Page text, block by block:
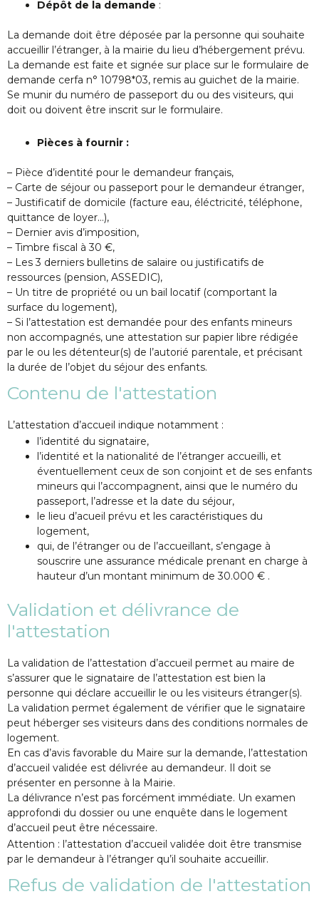
Dépôt de la demande :
La demande doit être déposée par la personne qui souhaite
accueillir l’étranger, à la mairie du lieu d’hébergement prévu.
La demande est faite et signée sur place sur le formulaire de
demande cerfa n° 10798*03, remis au guichet de la mairie.
Se munir du numéro de passeport du ou des visiteurs, qui
doit ou doivent être inscrit sur le formulaire.
Pièces à fournir :
– Pièce d’identité pour le demandeur français,
– Carte de séjour ou passeport pour le demandeur étranger,
– Justificatif de domicile (facture eau, éléctricité, téléphone,
quittance de loyer…),
– Dernier avis d’imposition,
– Timbre fiscal à 30 €,
– Les 3 derniers bulletins de salaire ou justificatifs de
ressources (pension, ASSEDIC),
– Un titre de propriété ou un bail locatif (comportant la
surface du logement),
– Si l’attestation est demandée pour des enfants mineurs
non accompagnés, une attestation sur papier libre rédigée
par le ou les détenteur(s) de l’autorié parentale, et précisant
la durée de l’objet du séjour des enfants.
Contenu de l'attestation
L’attestation d’accueil indique notamment :
l’identité du signataire,
l’identité et la nationalité de l’étranger accueilli, et
éventuellement ceux de son conjoint et de ses enfants
mineurs qui l’accompagnent, ainsi que le numéro du
passeport, l’adresse et la date du séjour,
le lieu d’acueil prévu et les caractéristiques du
logement,
qui, de l’étranger ou de l’accueillant, s’engage à
souscrire une assurance médicale prenant en charge à
hauteur d’un montant minimum de 30.000 € .
Validation et délivrance de
l'attestation
La validation de l’attestation d’accueil permet au maire de
s’assurer que le signataire de l’attestation est bien la
personne qui déclare accueillir le ou les visiteurs étranger(s).
La validation permet également de vérifier que le signataire
peut héberger ses visiteurs dans des conditions normales de
logement.
En cas d’avis favorable du Maire sur la demande, l’attestation
d’accueil validée est délivrée au demandeur. Il doit se
présenter en personne à la Mairie.
La délivrance n’est pas forcément immédiate. Un examen
approfondi du dossier ou une enquête dans le logement
d’accueil peut être nécessaire.
Attention : l’attestation d’accueil validée doit être transmise
par le demandeur à l’étranger qu’il souhaite accueillir.
Refus de validation de l'attestation